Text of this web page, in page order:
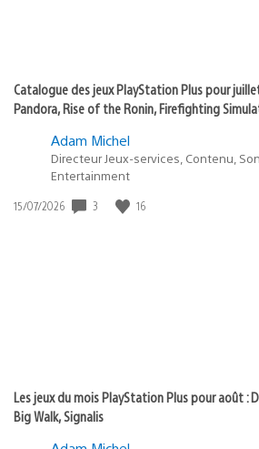
Catalogue des jeux PlayStation Plus pour
Pandora, Rise of the Ronin, Firefighting
Adam Michel
Directeur Jeux-services, Contenu,
Entertainment
Date
15/07/2026 3 16
Les jeux du mois PlayStation Plus pour août :
Big Walk, Signalis